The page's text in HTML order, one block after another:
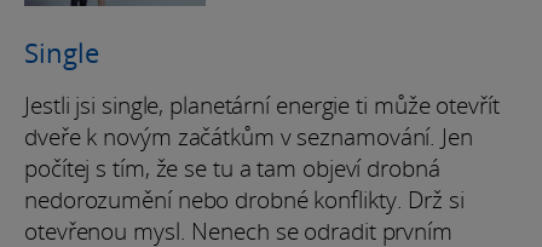
Single
Jestli jsi single, planetární energie ti může otevřít
dveře k novým začátkům v seznamování. Jen
počítej s tím, že se tu a tam objeví drobná
nedorozumění nebo drobné konflikty. Drž si
otevřenou mysl. Nenech se odradit prvním